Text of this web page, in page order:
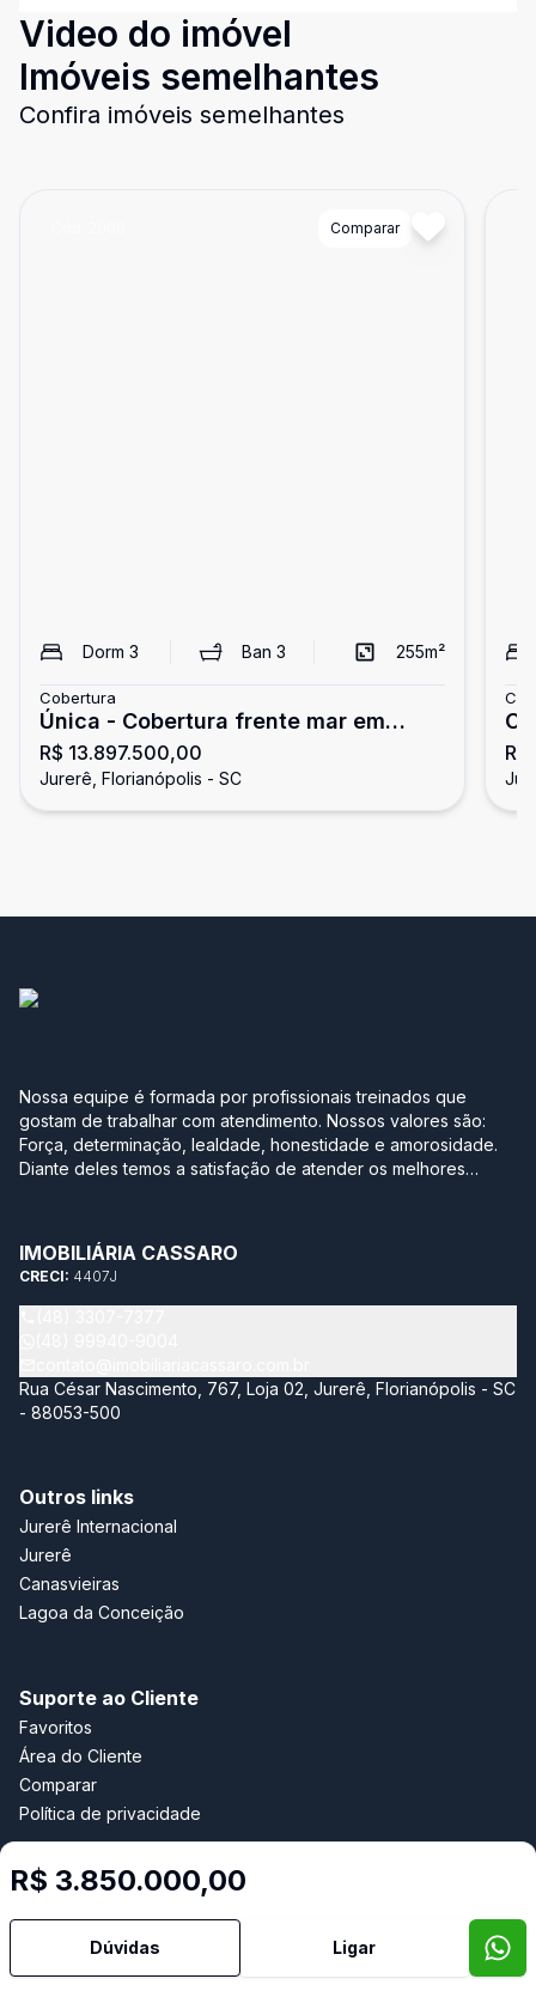
Video do imóvel
Imóveis semelhantes
Confira imóveis semelhantes
Comparar
Dorm 3 Ban3 255m²
Cobertura
Única - Cobertura frente mar em
Jurerê
R$ 13.897.500,00
Jurerê, Florianópolis - SC
R$ 3.850.000,00
Dúvidas Ligar
Nossa equipe é formada por profissionais treinados que
gostam de trabalhar com atendimento. Nossos valores são:
Força, determinação, lealdade, honestidade e amorosidade.
Diante deles temos a satisfação de atender os melhores
pensando no conforto de uma casa. Sabe aquela que você
degusta de um bom café moído na hora, serve uma bebida
gelada para os amigos e sempre tem um bolinho para o café
da tarde? Essa é a nossa empresa. Aqui você se sente em
futuro de prestígio. Juntos faremos história!
IMOBILIÁRIA CASSARO
CRECI: 4407J
Rua César Nascimento, 767, Loja 02, Jurerê, Florianópolis - SC
- 88053-500
Outros links
Jurerê Internacional
Jurerê
Canasvieiras
Lagoa da Conceição
Suporte ao Cliente
Favoritos
Área do Cliente
Comparar
Política de privacidade
Selo de Tecnologia Loft